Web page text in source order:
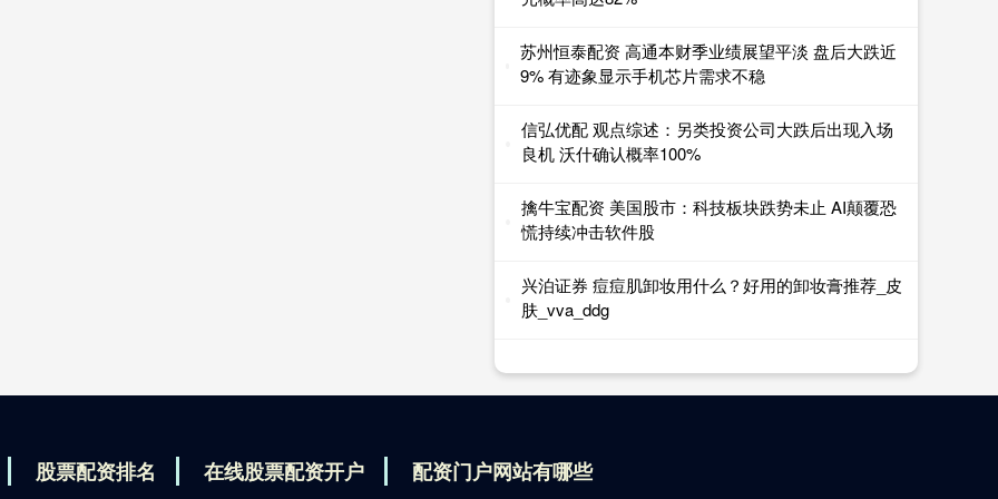
苏州恒泰配资 高通本财季业绩展望平淡 盘后大跌近
9% 有迹象显示手机芯片需求不稳
信弘优配 观点综述：另类投资公司大跌后出现入场
良机 沃什确认概率100%
擒牛宝配资 美国股市：科技板块跌势未止 AI颠覆恐
慌持续冲击软件股
兴泊证券 痘痘肌卸妆用什么？好用的卸妆膏推荐_皮
肤_vva_ddg
股票配资排名 在线股票配资开户 配资门户网站有哪些